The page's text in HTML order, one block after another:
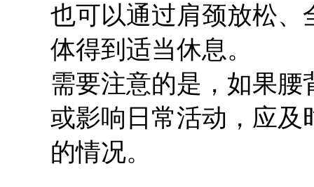
也可以通过肩颈放松、
体得到适当休息。
需要注意的是，如果
或影响日常活动，应及
的情况。